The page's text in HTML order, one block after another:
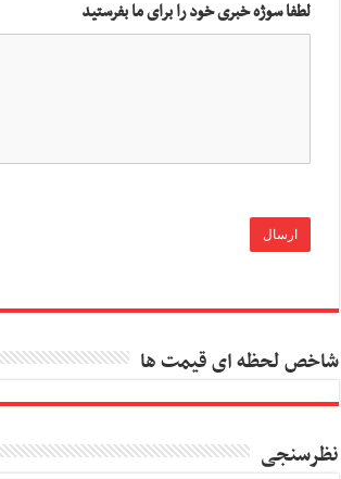
لطفا سوژه خبری خود را برای ما بفرستید
شاخص لحظه ای قیمت ها
نظرسنجی